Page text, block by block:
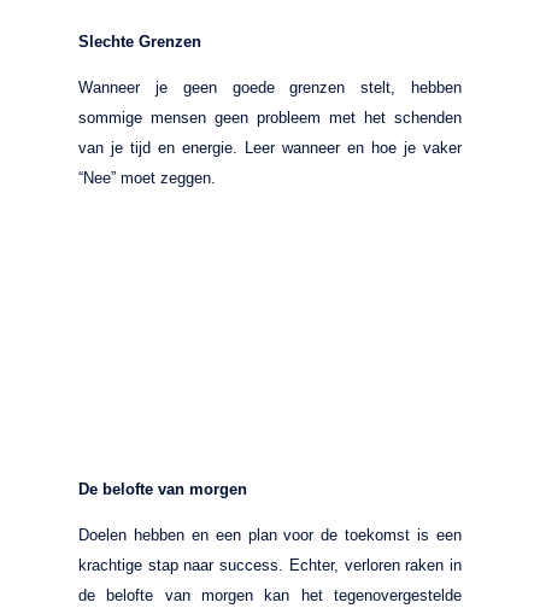
Slechte Grenzen
Wanneer je geen goede grenzen stelt, hebben
sommige mensen geen probleem met het schenden
van je tijd en energie. Leer wanneer en hoe je vaker
“Nee” moet zeggen.
De belofte van morgen
Doelen hebben en een plan voor de toekomst is een
krachtige stap naar success. Echter, verloren raken in
de belofte van morgen kan het tegenovergestelde